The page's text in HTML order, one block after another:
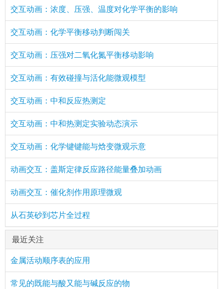
交互动画：浓度、压强、温度对化学平衡的影响
交互动画：化学平衡移动判断闯关
交互动画：压强对二氧化氮平衡移动影响
交互动画：有效碰撞与活化能微观模型
交互动画：中和反应热测定
交互动画：中和热测定实验动态演示
交互动画：化学键键能与焓变微观示意
动画交互：盖斯定律反应路径能量叠加动画
动画交互：催化剂作用原理微观
从石英砂到芯片全过程
最近关注
金属活动顺序表的应用
常见的既能与酸又能与碱反应的物